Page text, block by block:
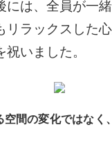
には、全員が一
リラックスした
いました。
空間の変化ではなく